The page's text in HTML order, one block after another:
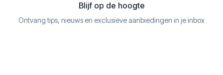
Blijf op de hoogte
Ontvang tips, nieuws en exclusieve aanbiedingen in je inbox